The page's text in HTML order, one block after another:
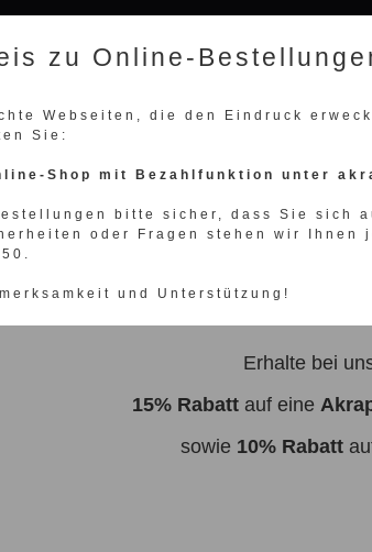
10 reasons why Unternehmen Kontakt
> Akrapovic Auspuff>Porsche> 991.2 GT3 RS mit OPF
Erhalte bei
15% Rabattauf eine
sowie 10% Rabatt
zu Online-
Webseiten, die den Eindruck
Sie:
Shop mit Bezahlfunktion unter
bitte sicher, dass Sie sich
oder Fragen stehen wir Ihnen
und Unterstützung!